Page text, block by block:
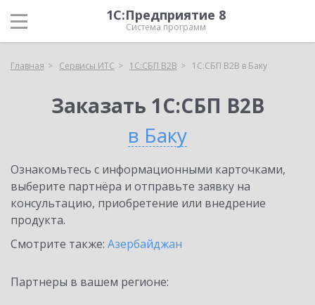
1С:Предприятие 8
Система программ
Главная Сервисы ИТС 1С:СБП B2B 1С:СБП B2B в Баку
Заказать 1С:СБП B2B
в Баку
Ознакомьтесь с информационными карточками,
выберите партнёра и отправьте заявку на
консультацию, приобретение или внедрение
продукта.
Смотрите также: Азербайджан
Партнеры в вашем регионе: